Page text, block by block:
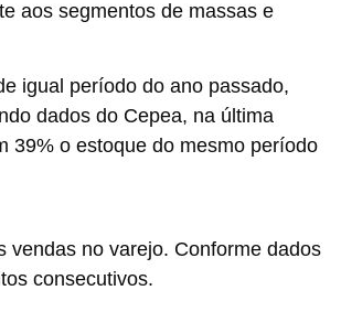
aos segmentos de massas e
igual período do ano passado,
dados do Cepea, na última
39% o estoque do mesmo período
vendas no varejo. Conforme dados
consecutivos.